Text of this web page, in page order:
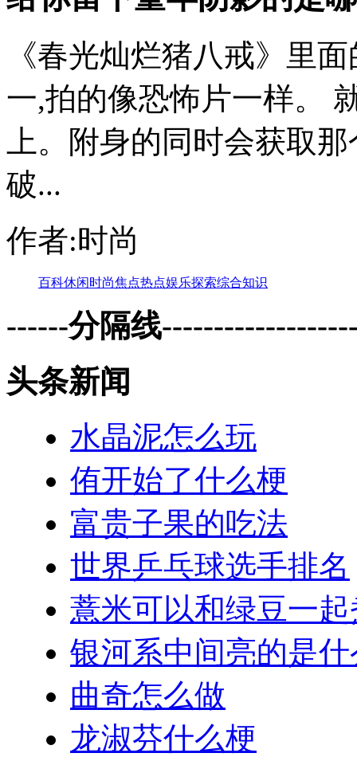
《春光灿烂猪八戒》里
一,拍的像恐怖片一样。
上。附身的同时会获取
破...
作者:时尚
百科休闲时尚焦点热点娱乐探索综合知识
------分隔线
头条新闻
水晶泥怎么玩
侑开始了什么梗
富贵子果的吃法
世界乒乓球选手排名
薏米可以和绿豆一
银河系中间亮的是什
曲奇怎么做
龙淑芬什么梗